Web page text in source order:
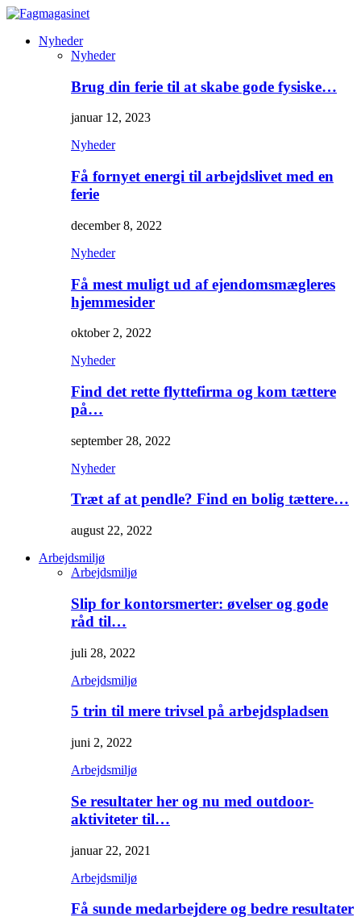
Nyheder
Nyheder
Brug din ferie til at skabe gode fysiske…
januar 12, 2023
Nyheder
Få fornyet energi til arbejdslivet med en
ferie
december 8, 2022
Nyheder
Få mest muligt ud af ejendomsmægleres
hjemmesider
oktober 2, 2022
Nyheder
Find det rette flyttefirma og kom tættere
på…
september 28, 2022
Nyheder
Træt af at pendle? Find en bolig tættere…
august 22, 2022
Arbejdsmiljø
Arbejdsmiljø
Slip for kontorsmerter: øvelser og gode
råd til…
juli 28, 2022
Arbejdsmiljø
5 trin til mere trivsel på arbejdspladsen
juni 2, 2022
Arbejdsmiljø
Se resultater her og nu med outdoor-
aktiviteter til…
januar 22, 2021
Arbejdsmiljø
Få sunde medarbejdere og bedre resultater